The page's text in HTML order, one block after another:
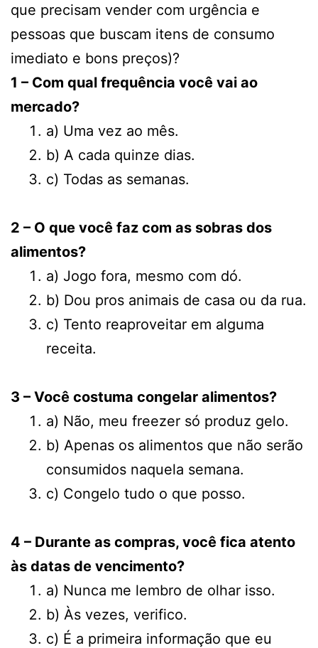
que precisam vender com urgência e
pessoas que buscam itens de consumo
imediato e bons preços)?
1 – Com qual frequência você vai ao
mercado?
a) Uma vez ao mês.
b) A cada quinze dias.
c) Todas as semanas.
2 – O que você faz com as sobras dos
alimentos?
a) Jogo fora, mesmo com dó.
b) Dou pros animais de casa ou da rua.
c) Tento reaproveitar em alguma
receita.
3 – Você costuma congelar alimentos?
a) Não, meu freezer só produz gelo.
b) Apenas os alimentos que não serão
consumidos naquela semana.
c) Congelo tudo o que posso.
4 – Durante as compras, você fica atento
às datas de vencimento?
a) Nunca me lembro de olhar isso.
b) Às vezes, verifico.
c) É a primeira informação que eu